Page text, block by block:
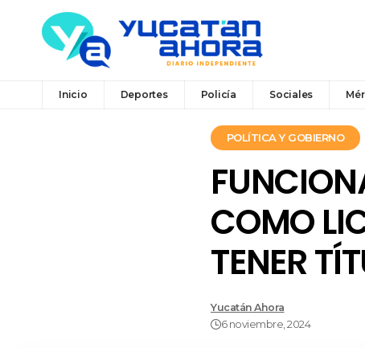
Inicio Deportes Policía Sociales
POLÍTICA Y GOBIERNO
COMO
TENER
Yucatán Ahora
6 noviembre, 2024